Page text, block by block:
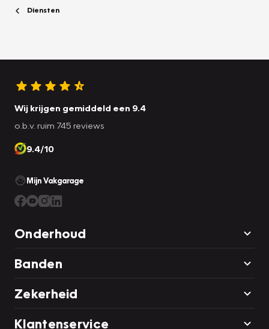
Diensten
Wij krijgen gemiddeld een 9.4
o.b.v. ruim 745 reviews
9.4/10
Mijn Vakgarage
Onderhoud
Banden
Zekerheid
Klantenservice